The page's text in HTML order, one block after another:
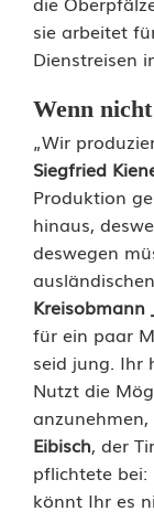
w
r
d
a
s
e
i
g
e
n
t
sie arbeitet
Dienstreisen
Wenn
„Wir
Siegfried
Produktion
hinaus,
deswegen
Kreisobmann
für ein paar
seid jung. Ihr
Nutzt die
Eibisch, der
pflichtete
könnt Ihr es